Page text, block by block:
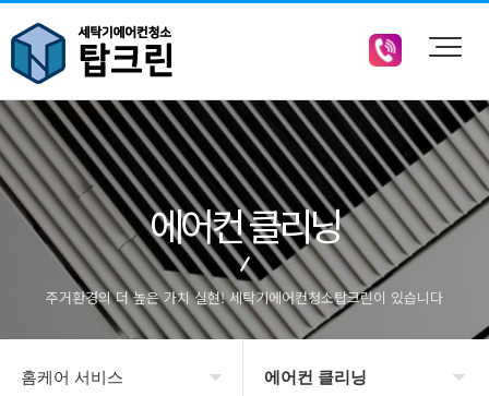
에어컨 클리닝
주거환경의 더 높은 가치 실현! 세탁기에어컨청소탑크린이 있습니다
홈케어 서비스 에어컨 클리닝